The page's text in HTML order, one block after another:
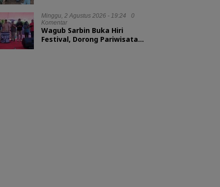
Minggu, 2 Agustus 2026 - 19:24
0
Komentar
Wagub Sarbin Buka Hiri
Festival, Dorong Pariwisata